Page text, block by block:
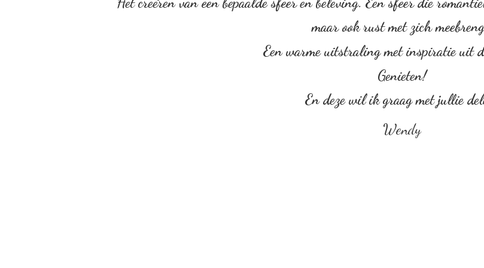
maar ook rust met zich
Een warme uitstraling met inspiratie uit
Genieten!
En deze wil ik graag metjullie
Wendy